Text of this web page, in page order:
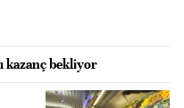
kazanç bekliyor